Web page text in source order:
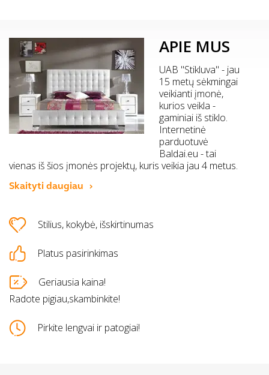
APIE MUS
UAB "Stikluva" - jau
15 metų sėkmingai
veikianti įmonė,
kurios veikla -
gaminiai iš stiklo.
Internetinė
parduotuvė
Baldai.eu - tai
vienas iš šios įmonės projektų, kuris veikia jau 4 metus.
Skaityti daugiau
Stilius, kokybė, išskirtinumas
Platus pasirinkimas
Geriausia kaina!
Radote pigiau,skambinkite!
Pirkite lengvai ir patogiai!